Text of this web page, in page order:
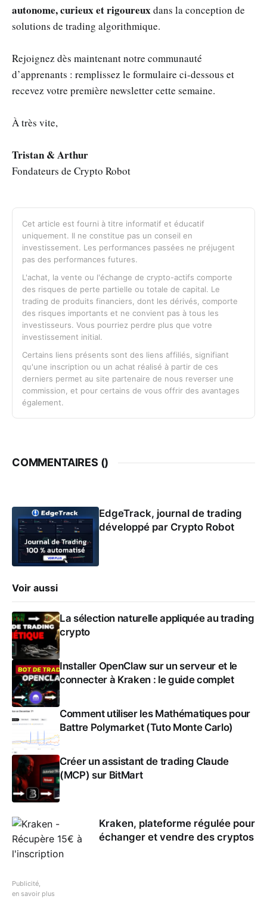
autonome, curieux et rigoureuxdans la conception de
solutions de trading algorithmique.
Rejoignez dès maintenant notre communauté
d’apprenants : remplissez le formulaire ci-dessous et
recevez votre première newsletter cette semaine.
À très vite,
Tristan & Arthur
Fondateurs de Crypto Robot
Cet article est fourni à titre informatif et éducatif
uniquement. Il ne constitue pas un conseil en
investissement. Les performances passées ne préjugent
pas des performances futures.
L'achat, la vente ou l'échange de crypto-actifs comporte
des risques de perte partielle ou totale de capital. Le
trading de produits financiers, dont les dérivés, comporte
des risques importants et ne convient pas à tous les
investisseurs. Vous pourriez perdre plus que votre
investissement initial.
Certains liens présents sont des liens affiliés, signifiant
qu'une inscription ou un achat réalisé à partir de ces
derniers permet au site partenaire de nous reverser une
commission, et pour certains de vous offrir des avantages
également.
COMMENTAIRES ()
EdgeTrack, journal de trading
développé par Crypto Robot
Voir aussi
La sélection naturelle appliquée au trading
crypto
Installer OpenClaw sur un serveur et le
connecter à Kraken : le guide complet
Comment utiliser les Mathématiques pour
Battre Polymarket (Tuto Monte Carlo)
Créer un assistant de trading Claude
(MCP) sur BitMart
Kraken, plateforme régulée pour
échanger et vendre des cryptos
Publicité,
en savoir plus